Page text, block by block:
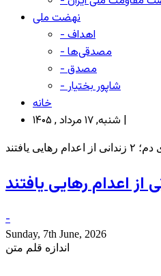
نهضت ملی
- اهداف
- مصدقی‌ها
- مصدق
- شاپور بختیار
خانه
شنبه, ۱۷ مرداد , ۱۴۰۵ |
یافتند
-
Sunday, 7th June, 2026
اندازه قلم متن